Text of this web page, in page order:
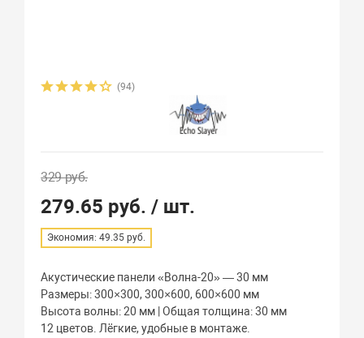
(94)
329 руб.
279.65 руб. / шт.
Экономия: 49.35 руб.
Акустические панели «Волна-20» — 30 мм
Размеры: 300×300, 300×600, 600×600 мм
Высота волны: 20 мм | Общая толщина: 30 мм
12 цветов. Лёгкие, удобные в монтаже.